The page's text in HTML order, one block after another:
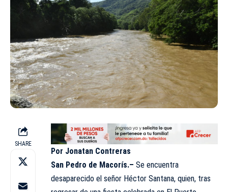
SHARE
Por Jonatan Contreras
San Pedro de Macorís.– Se encuentra
desaparecido el señor Héctor Santana, quien, tras